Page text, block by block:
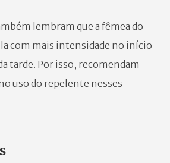
lembram que a fêmea do
com mais intensidade no início
tarde. Por isso, recomendam
uso do repelente nesses